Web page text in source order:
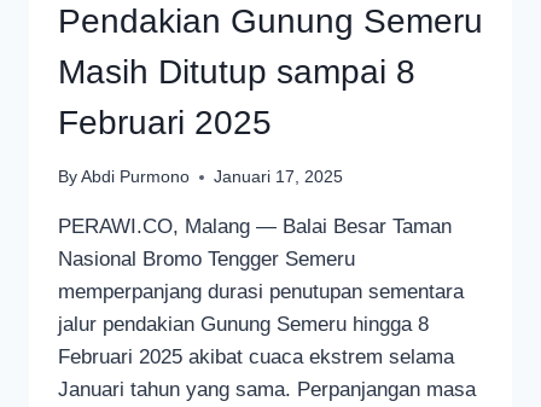
Pendakian Gunung Semeru
Masih Ditutup sampai 8
Februari 2025
By Abdi Purmono Januari 17, 2025
PERAWI.CO, Malang — Balai Besar Taman
Nasional Bromo Tengger Semeru
memperpanjang durasi penutupan sementara
jalur pendakian Gunung Semeru hingga 8
Februari 2025 akibat cuaca ekstrem selama
Januari tahun yang sama. Perpanjangan masa